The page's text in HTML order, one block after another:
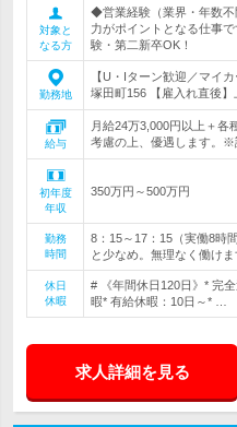
対象と
なる方
◆営業経験（業界・年数
力がポイントとなる仕事
験・第二新卒OK！
勤務地
【U・Iターン歓迎／マイ
塚田町156 【雇入れ直後】
給与
月給24万3,000円以上＋
考慮の上、優遇します。※
初年度
年収
350万円～500万円
勤務
時間
8：15～17：15（実働8時
と少なめ。無理なく働けま
休日
休暇
# 《年間休日120日》* 完
暇* 有給休暇：10日～* …
求人詳細を見る